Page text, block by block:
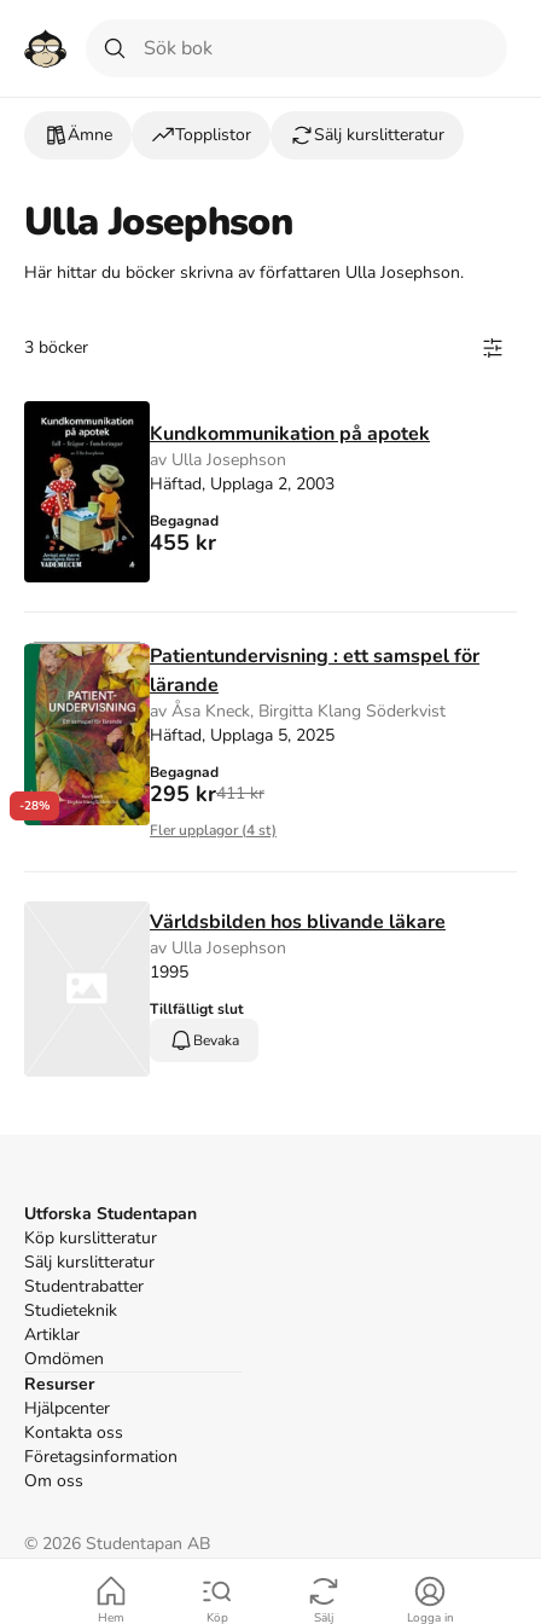
Ämne Topplistor Sälj kurslitteratur
Ulla Josephson
Här hittar du böcker skrivna av författaren Ulla Josephson.
3 böcker
Kundkommunikation på apotek
av Ulla Josephson
Häftad, Upplaga 2, 2003
Begagnad
455 kr
-28%
Patientundervisning : ett samspel för
lärande
av Åsa Kneck, Birgitta Klang Söderkvist
Häftad, Upplaga 5, 2025
Begagnad
295 kr411 kr
Fler upplagor (4st)
Världsbilden hos blivande läkare
av Ulla Josephson
1995
Tillfälligt slut
Bevaka
Utforska Studentapan
Köp kurslitteratur
Sälj kurslitteratur
Studentrabatter
Studieteknik
Artiklar
Omdömen
Resurser
Hjälpcenter
Kontakta oss
Företagsinformation
Om oss
© 2026 Studentapan AB
Cookies
Hem Köp Sälj Logga in